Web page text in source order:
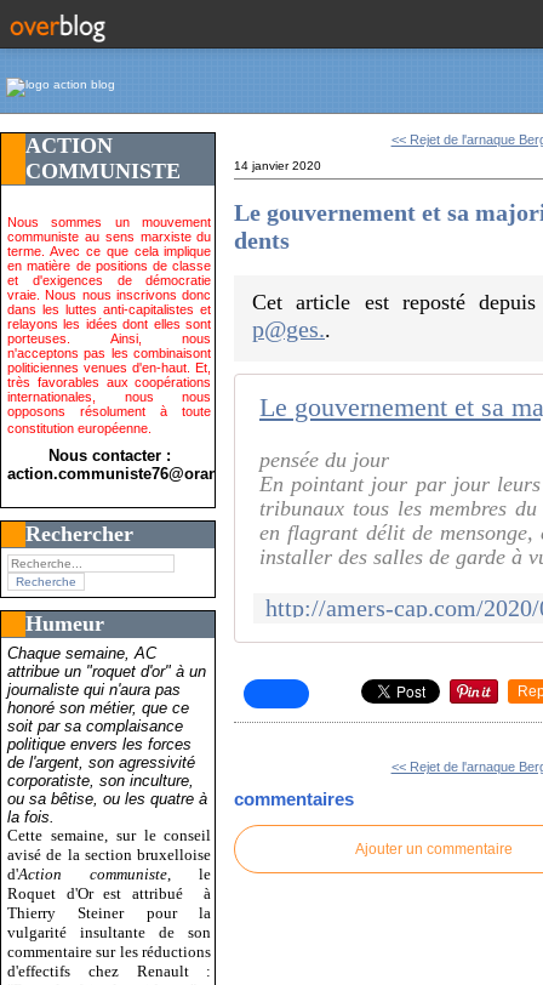
ACTION
COMMUNISTE
Nous sommes un mouvement
communiste au sens marxiste du
terme. Avec ce que cela implique
en matière de positions de classe
et d'exigences de démocratie
vraie. Nous nous inscrivons donc
dans les luttes anti-capitalistes et
relayons les idées dont elles sont
porteuses. Ainsi, nous
n'acceptons pas les combinaisont
politiciennes venues d'en-haut. Et,
très favorables aux coopérations
internationales, nous nous
opposons résolument à toute
constitution européenne.
Nous contacter :
action.communiste76@orange.fr>
Rechercher
Humeur
Chaque semaine, AC
attribue un "roquet d'or" à un
journaliste qui n'aura pas
honoré son métier, que ce
soit par sa complaisance
politique envers les forces
de l'argent, son agressivité
corporatiste, son inculture,
ou sa bêtise, ou les quatre à
la fois.
Cette semaine, sur le conseil
avisé de la section bruxelloise
d'Action communiste , le
Roquet d'Or est attribué
à
Thierry Steiner pour la
vulgarité insultante de son
commentaire sur les réductions
d'effectifs chez Renault :
<< Rejet de l'arnaque
14 janvier 2020
Le gouvernement et sa
dents
Cet article est reposté
p@ges..
pensée du jour
En pointant jour par jour
tribunaux tous les membres
en flagrant délit de
installer des salles de garde à
<< Rejet de l'arnaque
commentaires
Ajouter un commentaire